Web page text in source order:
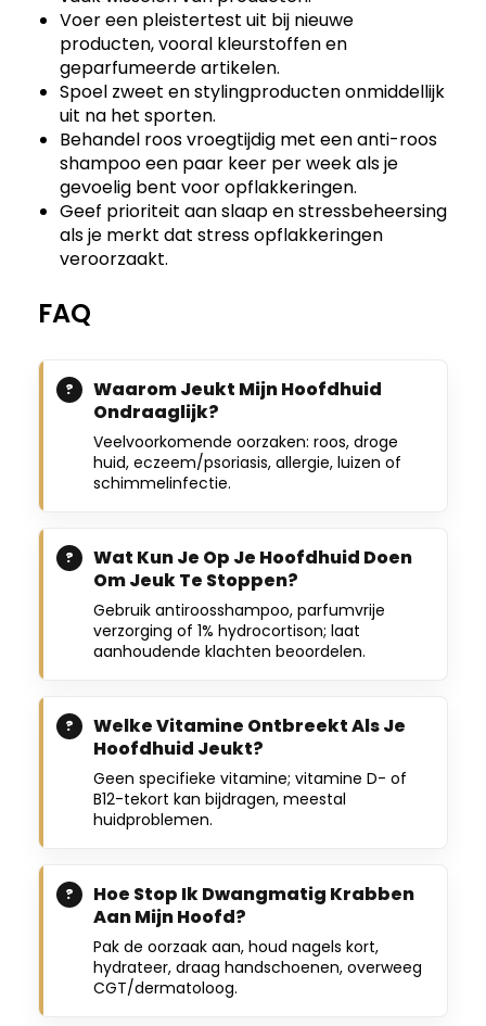
Voer een pleistertest uit bij nieuwe
producten, vooral kleurstoffen en
geparfumeerde artikelen.
Spoel zweet en stylingproducten onmiddellijk
uit na het sporten.
Behandel roos vroegtijdig met een anti-roos
shampoo een paar keer per week als je
gevoelig bent voor opflakkeringen.
Geef prioriteit aan slaap en stressbeheersing
als je merkt dat stress opflakkeringen
veroorzaakt.
FAQ
Waarom Jeukt Mijn Hoofdhuid
Ondraaglijk?
Veelvoorkomende oorzaken: roos, droge
huid, eczeem/psoriasis, allergie, luizen of
schimmelinfectie.
Wat Kun Je Op Je Hoofdhuid Doen
Om Jeuk Te Stoppen?
Gebruik antiroosshampoo, parfumvrije
verzorging of 1% hydrocortison; laat
aanhoudende klachten beoordelen.
Welke Vitamine Ontbreekt Als Je
Hoofdhuid Jeukt?
Geen specifieke vitamine; vitamine D- of
B12-tekort kan bijdragen, meestal
huidproblemen.
Hoe Stop Ik Dwangmatig Krabben
Aan Mijn Hoofd?
Pak de oorzaak aan, houd nagels kort,
hydrateer, draag handschoenen, overweeg
CGT/dermatoloog.